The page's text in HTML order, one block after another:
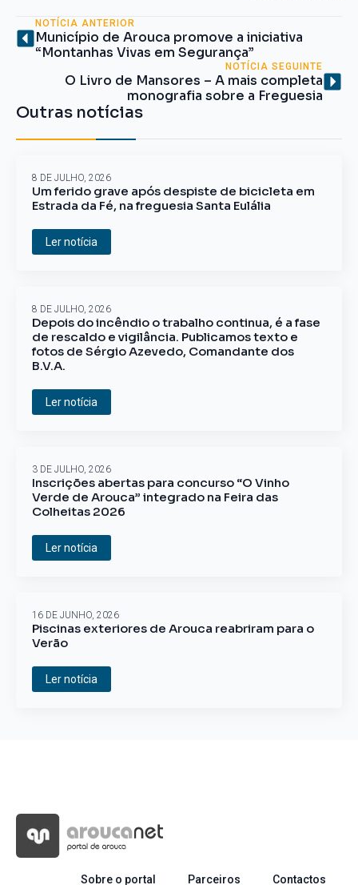
NOTÍCIA ANTERIOR
Município de Arouca promove a iniciativa
“Montanhas Vivas em Segurança”
NOTÍCIA SEGUINTE
O Livro de Mansores – A mais completa
monografia sobre a Freguesia
Outras notícias
Um ferido grave após despiste de bicicleta em
Estrada da Fé, na freguesia Santa Eulália
8 DE JULHO, 2026
Ler notícia
Depois do incêndio o trabalho continua, é a fase
de rescaldo e vigilância. Publicamos texto e
fotos de Sérgio Azevedo, Comandante dos
B.V.A.
8 DE JULHO, 2026
Ler notícia
Inscrições abertas para concurso “O Vinho
Verde de Arouca” integrado na Feira das
Colheitas 2026
3 DE JULHO, 2026
Ler notícia
Piscinas exteriores de Arouca reabriram para o
Verão
16 DE JUNHO, 2026
Ler notícia
Sobre o portal Parceiros Contactos